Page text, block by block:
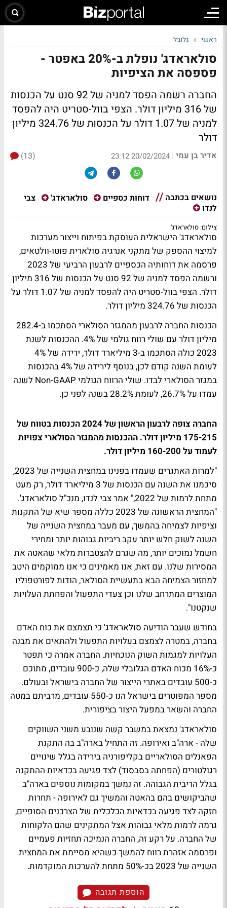
ראשי גלובל
סולאראדג' נופלת ב-20% באפטר -
פספסה את הציפיות
החברה רשמה הפסד למניה של 92 סנט על הכנסות
של 316 מיליון דולר. הצפי בוול-סטריט היה להפסד
למניה של 1.07 דולר על הכנסות של 324.76 מיליון
דולר
אדיר בן עמי |
20/02/2024 23:12
(13)
נושאים בכתבה דוחות כספיים סולאראדג'
צבי
לנדו
צילום: סולאראדג'
סולאראדג' הישראלית העוסקת בפיתוח וייצור מערכות
למיצוי ההספק של מתקני אנרגיה סולארית פוטו-וולטאים,
פרסמה את דוחותיה הכספיים לרבעון הרביעי של 2023
ורשמה הפסד למניה של 92 סנט על הכנסות של 316 מיליון
דולר. הצפי בוול-סטריט היה להפסד למניה של 1.07 דולר על
הכנסות של 324.76 מיליון דולר.
הכנסות החברה לרבעון מהמגזר הסולארי הסתכמו ב-282.4
מיליון דולר עם שולי רווח גולמי של 4%. ההכנסות לשנת
2023 כולה הסתכמו ב-3 מיליארד דולר, ירידה של 4%
לעומת השנה קודם לכן, בנוסף לירידה של 4% בהכנסות
במגזר הסולארי לבדו. שולי הרווח הגולמי Non-GAAP לשנה
עמדו על 26.7%, לעומת 28.2% בשנה לפני כן.
החברה צופה לרבעון הראשון של 2024 הכנסות בטווח של
175-215 מיליון דולר. ההכנסות מהמגזר הסולארי צפויות
לעמוד על 160-200 מיליון דולר.
"למרות האתגרים שעמדו בפנינו במחצית השנייה של 2023,
סיכמנו את השנה עם הכנסות של 3 מיליארד דולר, רק מעט
מתחת לרמות של 2022," אמר צבי לנדו, מנכ"ל סולאראדג'.
"המחצית הראשונה של 2023 כללה מספר שיא של התקנות
וציפיות לצמיחה בהמשך, עם מעבר במחצית השנייה של
השנה לשוק חלש יותר עקב ריביות גבוהות יותר ומחירי
חשמל נמוכים יותר, מה שגרם להצטברות מלאי שהאטה את
המסירות שלנו. עם זאת, אנו מאמינים כי אנו ממוקמים היטב
למחזור הצמיחה הבא בתעשיית הסולאר, הודות לפורטפוליו
המוצרים המתרחב שלנו וכן צעדי התפעול והפחתת העלויות
שנקטנו".
בחודש שעבר הודיעה סולאראדג' כי תצמצם את כוח האדם
בחברה, במטרה לצמצם בעלויות התפעול ולהתאים את מבנה
העלויות למגמות השוק הנוכחיות. החברה אמרה כי תפטר
כ-16% מכוח האדם הגלובלי שלה, כ-900 עובדים, מתוכם
כ-500 עובדים באתרי הייצור של החברה בישראל ובעולם.
מספר המפוטרים בישראל הנו כ-550 עובדים, מרביתם במטה
החברה והשאר במפעל היצור בציפורית.
סולאראדג' נמצאת במשבר קשה שנובע משני השווקים
שלה - ארה"ב ואירופה. זה התחיל בארה"ב בה התקנת
הפאנלים הסולאריים בקליפורניה בירידה בגלל שינויים
רגולטורים (הפחתה בסבסוד) לצד פגיעה בכדאיות ההתקנה
בגלל הריבית הגבוהה. זה נמשך במקומות נוספים בארה"ב
שהביקושים בהם בהאטה והמשיך גם לאירופה - תחרות
חזקה לצד פגיעה בכדאיות הכלכלית של הצרכנים הסופיים,
גרמה לרמות מלאי גבוהות אצל המתקינים שהם הלקוחות
של החברה. על רקע זה, החברה הנמיכה תחזיות פעמיים
ופרסמה אזהרת רווח להמשך כשהיא מסיימת את המחצית
השנייה של 2023 בכ-50% מתחת להערכות המוקדמות.
הוספת תגובה